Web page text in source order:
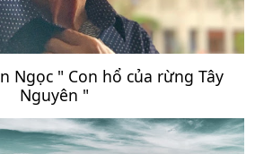
Ngọc " Con hổ của rừng Tây
Nguyên "